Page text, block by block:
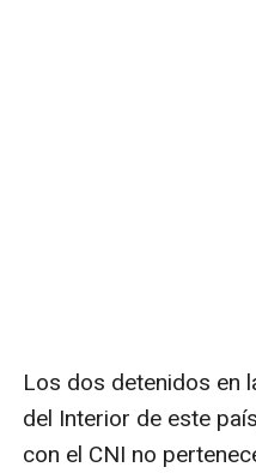
Los dos detenidos en
del Interior de este
con el CNI no